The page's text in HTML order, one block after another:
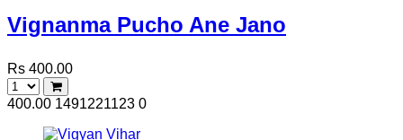
Vignanma Pucho Ane Jano
Rs 400.00
400.00 1491221123 0